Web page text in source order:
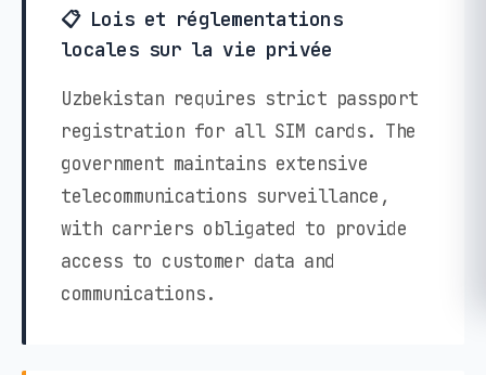
📋 Lois et réglementations
locales sur la vie privée
Uzbekistan requires strict passport
registration for all SIM cards. The
government maintains extensive
telecommunications surveillance,
with carriers obligated to provide
access to customer data and
communications.